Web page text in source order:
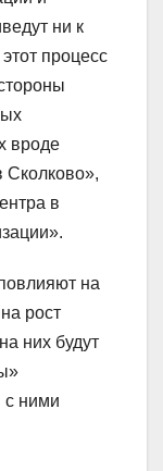
ни к
процесс
вроде
Сколково»,
в
на
рост
них будут
ними